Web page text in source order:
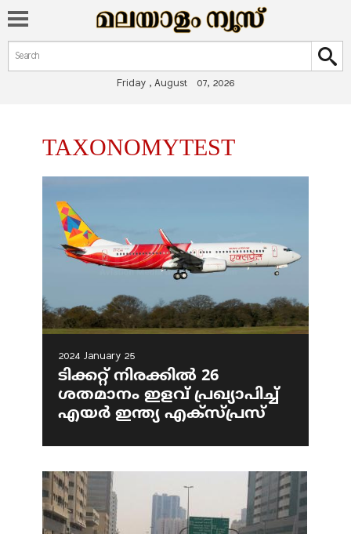
Search form
Search
Friday , August 07, 2026
You are here
TAXONOMYTEST
2024 January 25
ടിക്കറ്റ് നിരക്കിൽ 26
ശതമാനം ഇളവ് പ്രഖ്യാപിച്ച്
എയര്‍ ഇന്ത്യ എക്‌സ്പ്രസ്